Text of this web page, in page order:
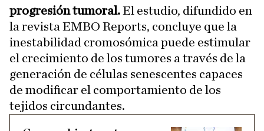
progresión tumoral.El estudio, difundido en
la revista EMBO Reports, concluye que la
inestabilidad cromosómica puede estimular
el crecimiento de los tumores a través de la
generación de células senescentes capaces
de modificar el comportamiento de los
tejidos circundantes.